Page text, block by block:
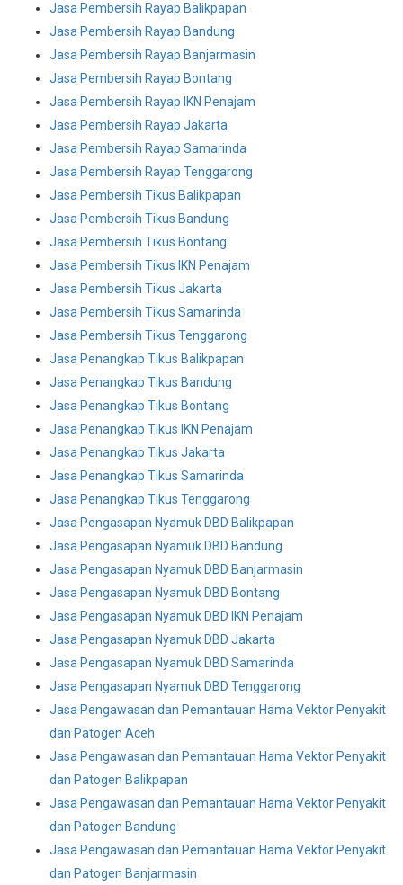
Jasa Pembersih Rayap Balikpapan
Jasa Pembersih Rayap Bandung
Jasa Pembersih Rayap Banjarmasin
Jasa Pembersih Rayap Bontang
Jasa Pembersih Rayap IKN Penajam
Jasa Pembersih Rayap Jakarta
Jasa Pembersih Rayap Samarinda
Jasa Pembersih Rayap Tenggarong
Jasa Pembersih Tikus Balikpapan
Jasa Pembersih Tikus Bandung
Jasa Pembersih Tikus Bontang
Jasa Pembersih Tikus IKN Penajam
Jasa Pembersih Tikus Jakarta
Jasa Pembersih Tikus Samarinda
Jasa Pembersih Tikus Tenggarong
Jasa Penangkap Tikus Balikpapan
Jasa Penangkap Tikus Bandung
Jasa Penangkap Tikus Bontang
Jasa Penangkap Tikus IKN Penajam
Jasa Penangkap Tikus Jakarta
Jasa Penangkap Tikus Samarinda
Jasa Penangkap Tikus Tenggarong
Jasa Pengasapan Nyamuk DBD Balikpapan
Jasa Pengasapan Nyamuk DBD Bandung
Jasa Pengasapan Nyamuk DBD Banjarmasin
Jasa Pengasapan Nyamuk DBD Bontang
Jasa Pengasapan Nyamuk DBD IKN Penajam
Jasa Pengasapan Nyamuk DBD Jakarta
Jasa Pengasapan Nyamuk DBD Samarinda
Jasa Pengasapan Nyamuk DBD Tenggarong
Jasa Pengawasan dan Pemantauan Hama Vektor Penyakit
dan Patogen Aceh
Jasa Pengawasan dan Pemantauan Hama Vektor Penyakit
dan Patogen Balikpapan
Jasa Pengawasan dan Pemantauan Hama Vektor Penyakit
dan Patogen Bandung
Jasa Pengawasan dan Pemantauan Hama Vektor Penyakit
dan Patogen Banjarmasin